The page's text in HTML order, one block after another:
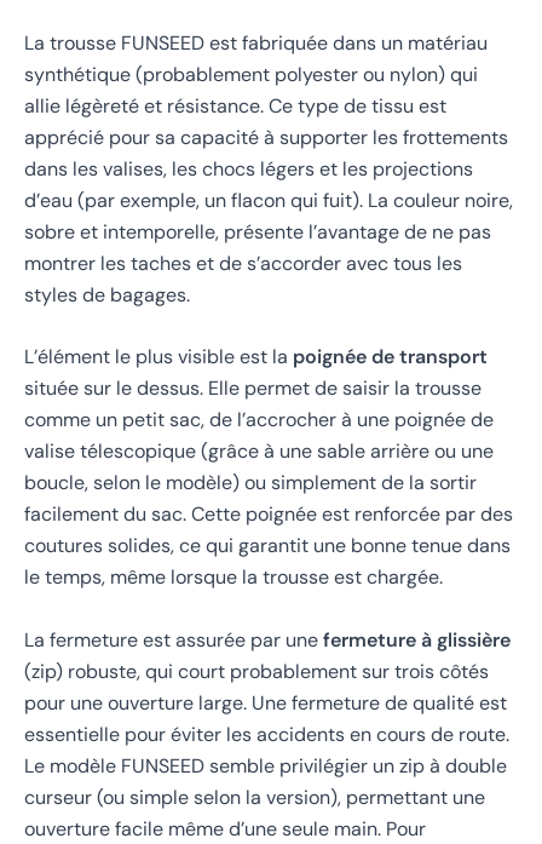
La trousse FUNSEED est fabriquée dans un matériau
synthétique (probablement polyester ou nylon) qui
allie légèreté et résistance. Ce type de tissu est
apprécié pour sa capacité à supporter les frottements
dans les valises, les chocs légers et les projections
d’eau (par exemple, un flacon qui fuit). La couleur noire,
sobre et intemporelle, présente l’avantage de ne pas
montrer les taches et de s’accorder avec tous les
styles de bagages.
L’élément le plus visible est la poignée de transport
située sur le dessus. Elle permet de saisir la trousse
comme un petit sac, de l’accrocher à une poignée de
valise télescopique (grâce à une sable arrière ou une
boucle, selon le modèle) ou simplement de la sortir
facilement du sac. Cette poignée est renforcée par des
coutures solides, ce qui garantit une bonne tenue dans
le temps, même lorsque la trousse est chargée.
La fermeture est assurée par unefermeture à glissière
(zip) robuste, qui court probablement sur trois côtés
pour une ouverture large. Une fermeture de qualité est
essentielle pour éviter les accidents en cours de route.
Le modèle FUNSEED semble privilégier un zip à double
curseur (ou simple selon la version), permettant une
ouverture facile même d’une seule main. Pour